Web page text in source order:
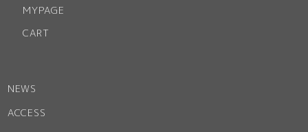
MYPAGE
CART
NEWS
ACCESS